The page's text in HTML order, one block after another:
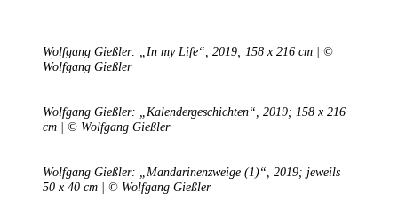
Wolfgang Gießler: „In my Life“, 2019; 158 x 216 cm | ©
Wolfgang Gießler
Wolfgang Gießler: „Kalendergeschichten“, 2019; 158 x 216
cm | © Wolfgang Gießler
Wolfgang Gießler: „Mandarinenzweige (1)“, 2019; jeweils
50 x 40 cm | © Wolfgang Gießler